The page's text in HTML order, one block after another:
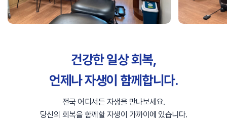
건강한 일상 회복,
언제나 자생이 함께합니다.
전국 어디서든 자생을 만나보세요.
당신의 회복을 함께할 자생이 가까이에 있습니다.